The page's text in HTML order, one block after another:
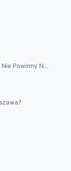
Powinny N...